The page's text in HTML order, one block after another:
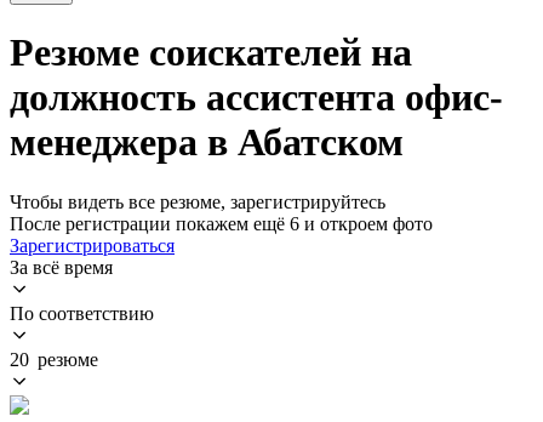
Резюме соискателей на
должность ассистента офис-
менеджера в Абатском
Чтобы видеть все резюме, зарегистрируйтесь
После регистрации покажем ещё 6 и откроем фото
Зарегистрироваться
За всё время
По соответствию
20 резюме